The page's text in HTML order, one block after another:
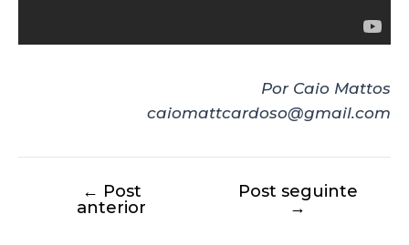
Por Caio Mattos
caiomattcardoso@gmail.com
← Post
anterior
Post seguinte
→